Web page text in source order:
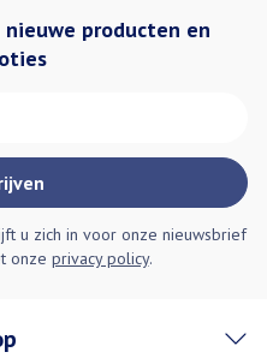
producten en
u zich in voor onze nieuwsbrief
onze privacy policy.